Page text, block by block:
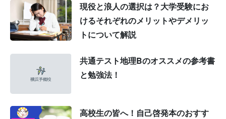
現役と浪人の選択は？大学受験にお
けるそれぞれのメリットやデメリッ
トについて解説
共通テスト地理Bのオススメの参考書
と勉強法！
高校生の皆へ！自己啓発本のおすす